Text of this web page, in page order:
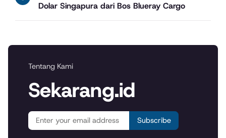
Dolar Singapura dari Bos Blueray Cargo
Tentang Kami
Sekarang.id
Subscribe